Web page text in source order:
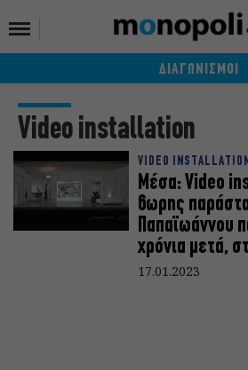
ΔΙΑΓΩΝΙΣΜΟΙ
Video installation
VIDEO
Μέσα: Video
6ωρης
Παπαϊωάννου
χρόνια μετά,
17.01.2023